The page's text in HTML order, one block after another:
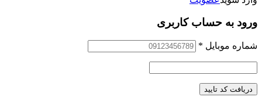
ورود به حساب کاربری
شماره موبایل *
دریافت کد تایید